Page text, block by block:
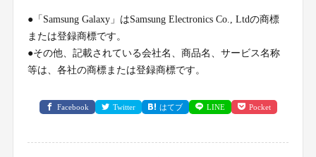
●「Samsung Galaxy」はSamsung Electronics Co., Ltdの商標
または登録商標です。
●その他、記載されている会社名、商品名、サービス名称
等は、各社の商標または登録商標です。
Facebook Twitter はてブ LINE Pocket